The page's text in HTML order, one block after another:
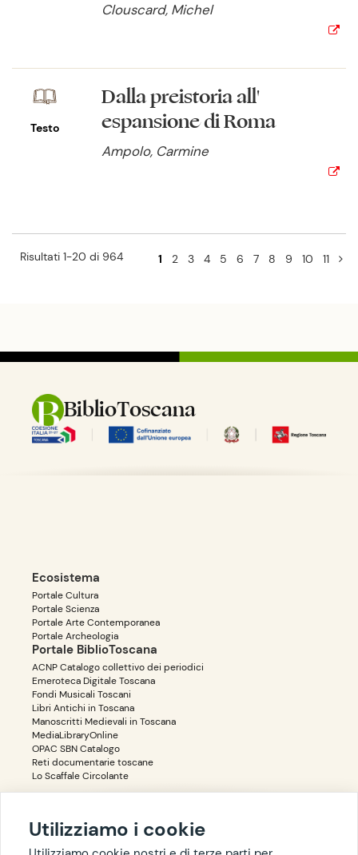
Clouscard, Michel
Testo
Dalla preistoria all'
espansione di Roma
Ampolo, Carmine
Risultati 1-20 di 964 1 2 3 4 5 6 7 8 9 10 11
BiblioToscana
Ecosistema
Portale Cultura
Portale Scienza
Portale Arte Contemporanea
Portale Archeologia
Portale BiblioToscana
ACNP Catalogo collettivo dei periodici
Emeroteca Digitale Toscana
Fondi Musicali Toscani
Libri Antichi in Toscana
Manoscritti Medievali in Toscana
MediaLibraryOnline
OPAC SBN Catalogo
Reti documentarie toscane
Lo Scaffale Circolante
Accessibilità Privacy
Utilizziamo i cookie